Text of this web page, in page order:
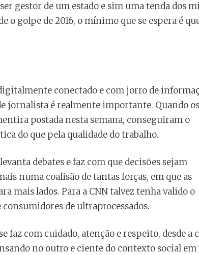
gestor de um estado e sim uma tenda dos
o golpe de 2016, o mínimo que se espera é
conectado e com jorro de
jornalista é realmente importante. Quando os
postada nesta semana, conseguiram o
do que pela qualidade do trabalho.
debates e faz com que decisões sejam
numa coalisão de tantas forças, em que as
mais lados. Para a CNN talvez tenha valido o
de ultraprocessados.
faz com cuidado, atenção e respeito, desde a
no outro e ciente do contexto social em